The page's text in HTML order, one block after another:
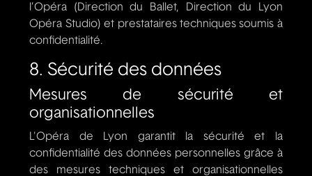
l’Opéra (Direction du Ballet, Direction du Lyon
Opéra Studio) et prestataires techniques soumis à
confidentialité.
8. Sécurité des données
Mesures de sécurité et
organisationnelles
L'Opéra de Lyon garantit la sécurité et la
confidentialité des données personnelles grâce à
des mesures techniques et organisationnelles